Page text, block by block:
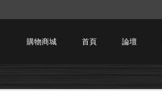
購物商城 首頁 論壇